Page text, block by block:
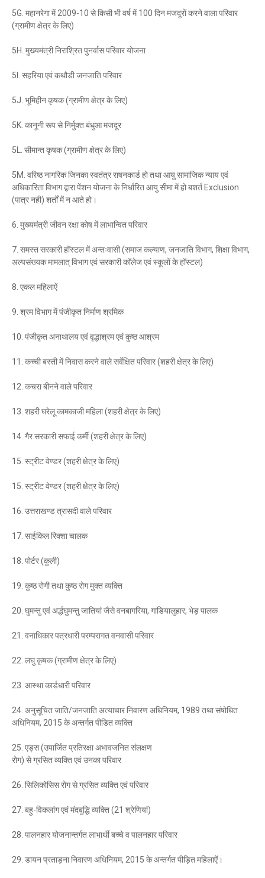
5G. महानरेगा में 2009-10 से किसी भी वर्ष में 100 दिन मजदूरों करने वाला परिवार
(ग्रामीण क्षेत्र के लिए)
5H. मुख्यमंत्री निराश्रित पुनर्वास परिवार योजना
5I. सहरिया एवं कथौडी जनजाति परिवार
5J. भूमिहीन कृषक (ग्रामीण क्षेत्र के लिए)
5K. कानूनी रूप से निर्मुक्त बंधुआ मजदूर
5L. सीमान्त कृषक (ग्रामीण क्षेत्र के लिए)
5M. वरिष्ठ नागरिक जिनका स्वतंत्र राषनकार्ड हो तथा आयु सामाजिक न्याय एवं
अधिकारिता विभाग द्वारा पेंशन योजना के निर्धारित आयु सीमा में हो बशर्त Exclusion
(पात्र नही) शर्तों में न आते हो।
6. मुख्यमंत्री जीवन रक्षा कोष में लाभान्वित परिवार
7. समस्त सरकारी हॉस्टल में अन्तःवासी (समाज कल्याण, जनजाति विभाग, शिक्षा विभाग,
अल्पसंख्यक मामलात् विभाग एवं सरकारी कॉलेज एवं स्कूलों के हॉस्टल)
8. एकल महिलाऐं
9. श्रम विभाग में पंजीकृत निर्माण श्रमिक
10. पंजीकृत अनाथालय एवं वृद्धाश्रम एवं कुष्ठ आश्रम
11. कच्ची बस्ती में निवास करने वाले सर्वेक्षित परिवार (शहरी क्षेत्र के लिए)
12. कचरा बीनने वाले परिवार
13. शहरी घरेलू कामकाजी महिला (शहरी क्षेत्र के लिए)
14. गैर सरकारी सफाई कर्मी (शहरी क्षेत्र के लिए)
15. स्ट्रीट वेण्डर (शहरी क्षेत्र के लिए)
15. स्ट्रीट वेण्डर (शहरी क्षेत्र के लिए)
16. उत्तराखण्ड त्रासदी वाले परिवार
17. साईकिल रिक्शा चालक
18. पोर्टर (कुली)
19. कुष्ठ रोगी तथा कुष्ठ रोग मुक्त व्यक्ति
20. घुमन्तु एवं अर्द्धघुमन्तु जातियां जैसे वनबागरिया, गाडियालुहार, भेड़ पालक
21. वनाधिकार पत्रधारी परम्परागत वनवासी परिवार
22. लघु कृषक (ग्रामीण क्षेत्र के लिए)
23. आस्था कार्डधारी परिवार
24. अनुसूचित जाति/जनजाति अत्याचार निवारण अधिनियम, 1989 तथा संषोधित
अधिनियम, 2015 के अन्तर्गत पीडित व्यक्ति
25. एड्स (उपार्जित प्रतिरक्षा अभावजनित संलक्षण
रोग) से ग्रसित व्यक्ति एवं उनका परिवार
26. सिलिकोसिस रोग से ग्रसित व्यक्ति एवं परिवार
27. बहु-विकलांग एवं मंदबुद्धि व्यक्ति (21 श्रेणियां)
28. पालनहार योजनान्तर्गत लाभार्थी बच्चे व पालनहार परिवार
29. डायन प्रताड़ना निवारण अधिनियम, 2015 के अन्तर्गत पीड़ित महिलाऐं।